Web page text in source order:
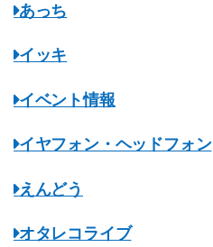
あっち
イッキ
イベント情報
イヤフォン・ヘッドフォン
えんどう
オタレコライブ